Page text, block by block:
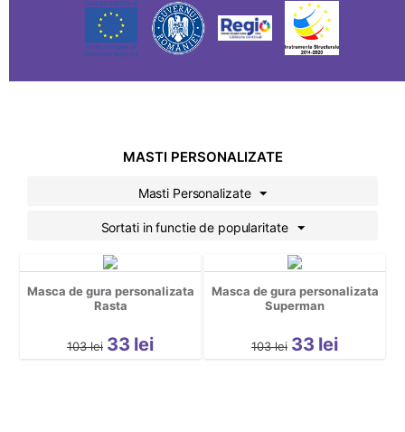
MASTI PERSONALIZATE
Masti Personalizate
Sortati in functie de popularitate
Masca de gura personalizata
Rasta
103 lei 33 lei
Masca de gura personalizata
Superman
103 lei 33 lei